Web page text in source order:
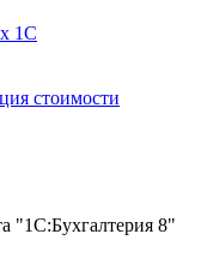
1С
стоимости
"1С:Бухгалтерия 8"